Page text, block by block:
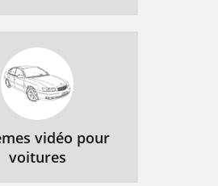
vidéo pour
voitures